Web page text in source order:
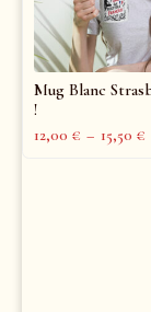
Mug Blanc
!
12,00 € – 15,50 €